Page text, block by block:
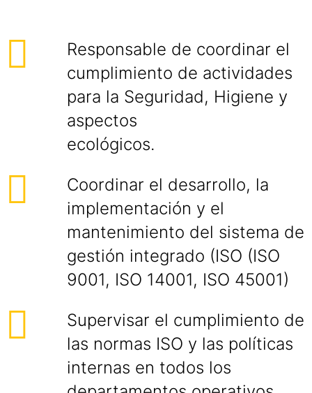
Responsable de coordinar el
cumplimiento de actividades
para la Seguridad, Higiene y
aspectos
ecológicos.
Coordinar el desarrollo, la
implementación y el
mantenimiento del sistema de
gestión integrado (ISO (ISO
9001, ISO 14001, ISO 45001)
Supervisar el cumplimiento de
las normas ISO y las políticas
internas en todos los